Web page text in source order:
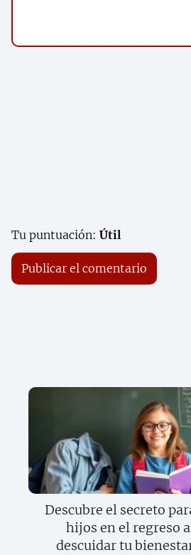
Tu puntuación: Útil
Descubre el secreto
hijos en el regreso
descuidar tu